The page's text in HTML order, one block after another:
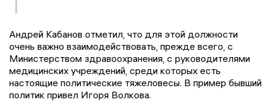
Андрей Кабанов отметил, что для этой должности
очень важно взаимодействовать, прежде всего, с
Министерством здравоохранения, с руководителями
медицинских учреждений, среди которых есть
настоящие политические тяжеловесы. В пример бывший
политик привел Игоря Волкова.